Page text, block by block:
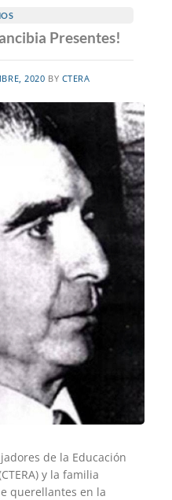
Presentes!
2020 BY CTERA
de la Educación
y la familia
querellantes en la